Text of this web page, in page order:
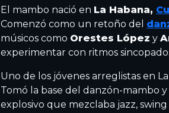
El mambo nació en La Habana,
Comenzó como un retoño del
músicos como Orestes López y
experimentar con ritmos
Uno de los jóvenes arreglistas en
Tomó la base del danzón-mambo
explosivo que mezclaba jazz,